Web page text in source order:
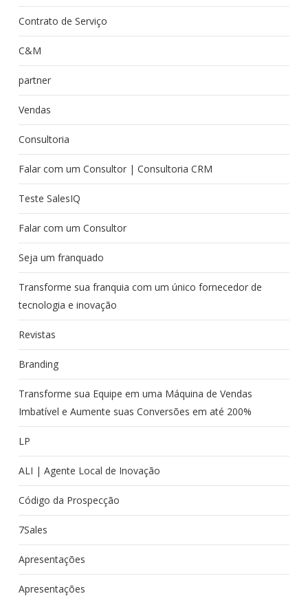
Contrato de Serviço
C&M
partner
Vendas
Consultoria
Falar com um Consultor | Consultoria CRM
Teste SalesIQ
Falar com um Consultor
Seja um franquado
Transforme sua franquia com um único fornecedor de
tecnologia e inovação
Revistas
Branding
Transforme sua Equipe em uma Máquina de Vendas
Imbatível e Aumente suas Conversões em até 200%
LP
ALI | Agente Local de Inovação
Código da Prospecção
7Sales
Apresentações
Apresentações